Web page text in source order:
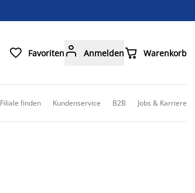
 Favoriten  Anmelden Warenkorb
Filiale finden Kundenservice B2B Jobs & Karriere